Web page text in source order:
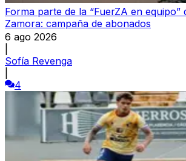
Forma parte de la “FuerZA en equipo”
Zamora: campaña de abonados
6 ago 2026
Sofía Revenga
4